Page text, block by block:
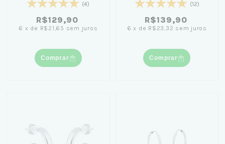
(4)
R$129,90
6 x de R$21,65 sem juros
Comprar
(12)
R$139,90
6 x de R$23,32 sem juros
Comprar